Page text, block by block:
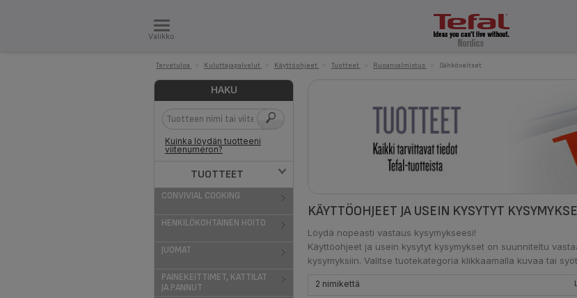
Valikko
Tervetuloa Kuluttajapalvelut Käyttöohjeet Tuotteet Ruoanvalmistus Sähköveitset
HAKU
Kuinka löydän tuotteeni
viitenumeron?
TUOTTEET
CONVIVIAL COOKING
HENKILÖKOHTAINEN HOITO
JUOMAT
PAINEKEITTIMET, KATTILAT
JA PANNUT
KÄYTTÖOHJEET JA USEIN KYSYTYT
Löydä nopeasti vastaus kysymykseesi!
Käyttöohjeet ja usein kysytyt kysymykset on suunniteltu
kysymyksiin. Valitse tuotekategoria klikkaamalla kuvaa tai
2 nimikettä